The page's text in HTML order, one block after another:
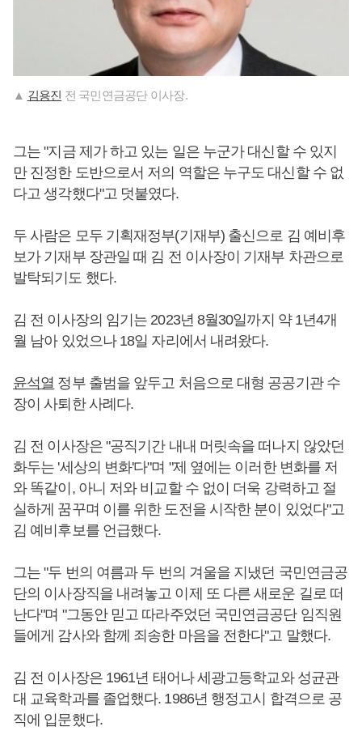
▲ 김용진 전 국민연금공단 이사장.
그는 "지금 제가 하고 있는 일은 누군가 대신할 수 있지
만 진정한 도반으로서 저의 역할은 누구도 대신할 수 없
다고 생각했다"고 덧붙였다.
두 사람은 모두 기획재정부(기재부) 출신으로 김 예비후
보가 기재부 장관일 때 김 전 이사장이 기재부 차관으로
발탁되기도 했다.
김 전 이사장의 임기는 2023년 8월30일까지 약 1년4개
월 남아 있었으나 18일 자리에서 내려왔다.
윤석열 정부 출범을 앞두고 처음으로 대형 공공기관 수
장이 사퇴한 사례다.
김 전 이사장은 "공직기간 내내 머릿속을 떠나지 않았던
화두는 '세상의 변화'다"며 "제 옆에는 이러한 변화를 저
와 똑같이, 아니 저와 비교할 수 없이 더욱 강력하고 절
실하게 꿈꾸며 이를 위한 도전을 시작한 분이 있었다"고
김 예비후보를 언급했다.
그는 "두 번의 여름과 두 번의 겨울을 지냈던 국민연금공
단의 이사장직을 내려놓고 이제 또 다른 새로운 길로 떠
난다"며 "그동안 믿고 따라주었던 국민연금공단 임직원
들에게 감사와 함께 죄송한 마음을 전한다"고 말했다.
김 전 이사장은 1961년 태어나 세광고등학교와 성균관
대 교육학과를 졸업했다. 1986년 행정고시 합격으로 공
직에 입문했다.